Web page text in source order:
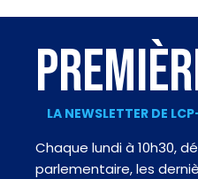
LA NEWSLETTER DE
Chaque lundi à 10h30,
parlementaire, les